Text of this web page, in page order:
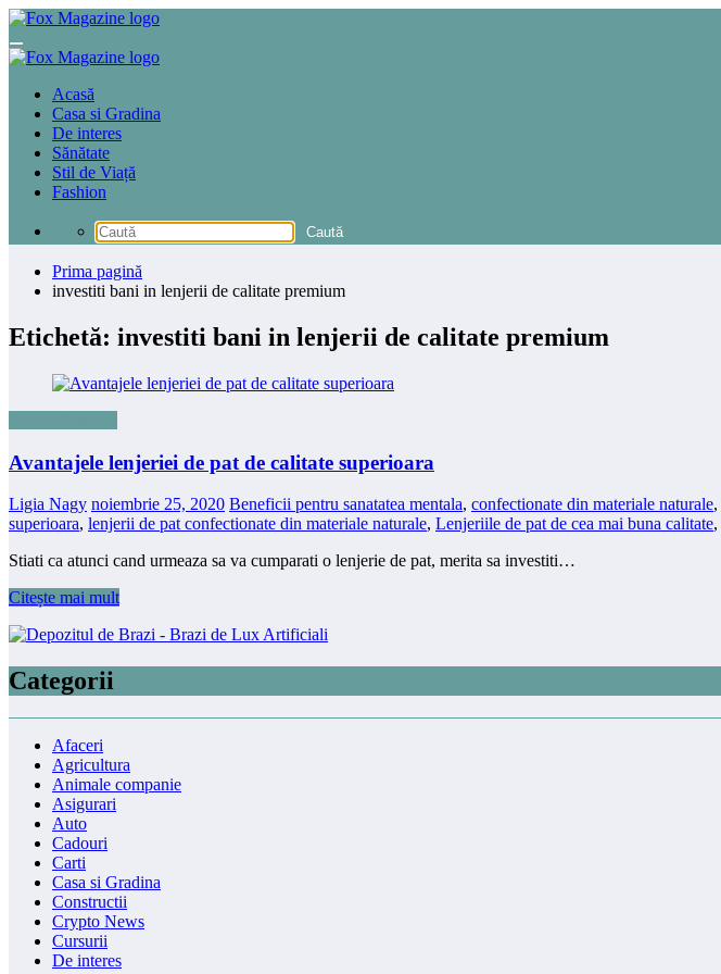
Sari
conținut
Acasă
Casa si Gradina
De interes
Sănătate
Stil de Viață
Fashion
Prima pagină
investiti bani in lenjerii de calitate premium
Etichetă: investiti bani in lenjerii de calitate premium
Avantajele lenjeriei de pat de calitate superioara
Ligia Nagy noiembrie 25, 2020 Beneficii pentru sanatatea mentala, confectionate din materiale naturale,
superioara, lenjerii de pat confectionate din materiale naturale, Lenjeriile de pat de cea mai buna calitate,
Stiati ca atunci cand urmeaza sa va cumparati o lenjerie de pat, merita sa investiti…
Citește mai mult
Categorii
Afaceri
Agricultura
Animale companie
Asigurari
Auto
Cadouri
Carti
Casa si Gradina
Constructii
Crypto News
Cursurii
De interes